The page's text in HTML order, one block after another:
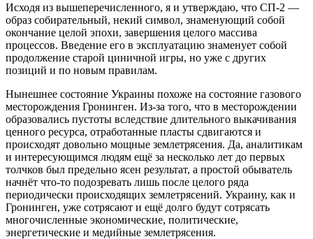
Исходя из вышеперечисленного, я и утверждаю, что СП-2 ―
образ собирательный, некий символ, знаменующий собой
окончание целой эпохи, завершения целого массива
процессов. Введение его в эксплуатацию знаменует собой
продолжение старой циничной игры, но уже с других
позиций и по новым правилам.
Нынешнее состояние Украины похоже на состояние газового
месторождения Гронинген. Из-за того, что в месторождении
образовались пустоты вследствие длительного выкачивания
ценного ресурса, отработанные пласты сдвигаются и
происходят довольно мощные землетрясения. Да, аналитикам
и интересующимся людям ещё за несколько лет до первых
толчков был предельно ясен результат, а простой обыватель
начнёт что-то подозревать лишь после целого ряда
периодически происходящих землетрясений. Украину, как и
Гронинген, уже сотрясают и ещё долго будут сотрясать
многочисленные экономические, политические,
энергетические и медийные землетрясения.